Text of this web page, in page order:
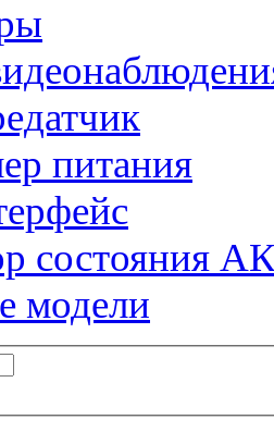
питания
состояния
модели